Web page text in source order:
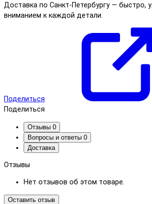
Доставка по Санкт-Петербургу — быстро,
вниманием к каждой детали.
Поделиться
Поделиться
Отзывы 0
Вопросы и ответы 0
Доставка
Отзывы
Нет отзывов об этом товаре.
Оставить отзыв